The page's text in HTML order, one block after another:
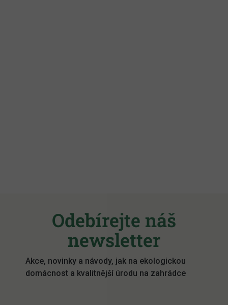
Odebírejte náš
newsletter
Akce, novinky a návody, jak na ekologickou
domácnost a kvalitnější úrodu na zahrádce